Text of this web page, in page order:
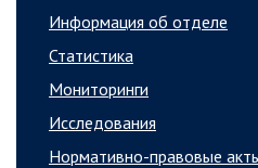
Информация об отделе
Статистика
Мониторинги
Исследования
Нормативно-правовые